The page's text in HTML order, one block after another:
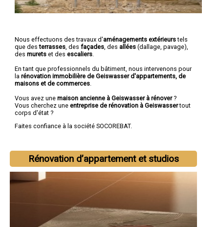
Nous effectuons des travaux d'aménagements extérieurstels
que desterrasses , des façades , des allées (dallage, pavage),
des murets et des escaliers
En tant que professionnels du bâtiment, nous intervenons pour
la rénovation immobilière de Geiswasser d'appartements, de
maisons et de commerces
Vous avez une maison ancienne à Geiswasser à rénover?
Vous cherchez une entreprise de rénovation à Geiswassertout
corps d'état ?
Faites confiance à la société SOCOREBAT.
Rénovation d’appartement et studios